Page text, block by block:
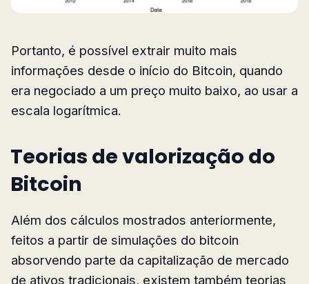
Portanto, é possível extrair muito mais
informações desde o início do Bitcoin, quando
era negociado a um preço muito baixo, ao usar a
escala logarítmica.
Teorias de valorização do
Bitcoin
Além dos cálculos mostrados anteriormente,
feitos a partir de simulações do bitcoin
absorvendo parte da capitalização de mercado
de ativos tradicionais, existem também teorias